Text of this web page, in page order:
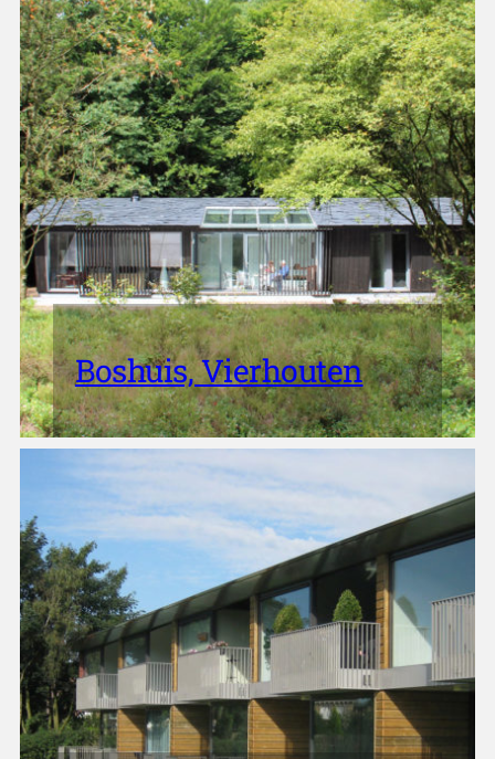
Boshuis, Vierhouten